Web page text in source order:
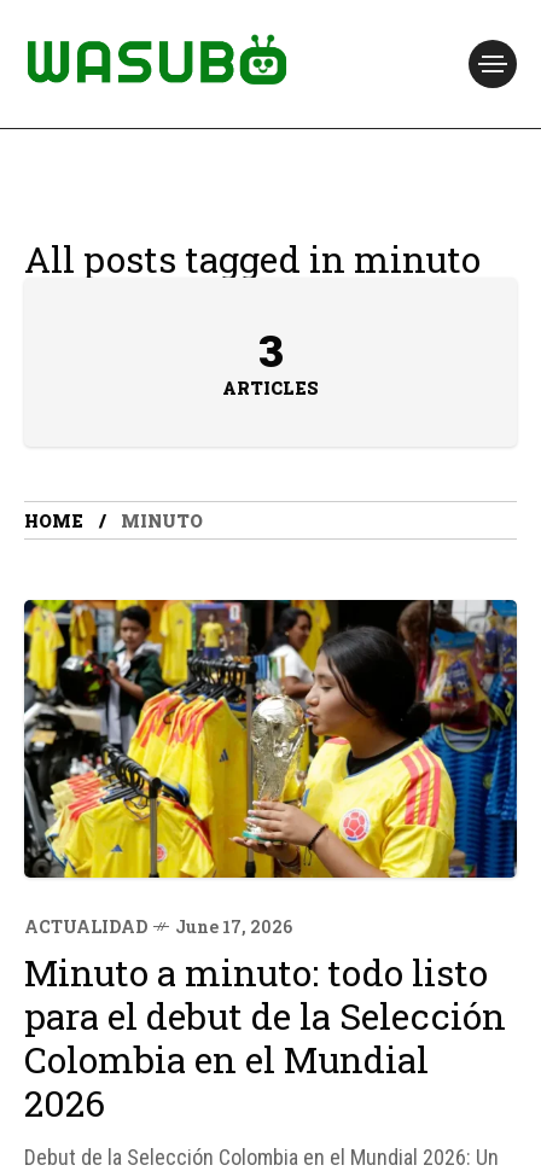
All posts tagged in minuto
3
ARTICLES
HOME MINUTO
ACTUALIDAD June 17, 2026
Minuto a minuto: todo listo
para el debut de la Selección
Colombia en el Mundial
2026
Debut de la Selección Colombia en el Mundial 2026: Un